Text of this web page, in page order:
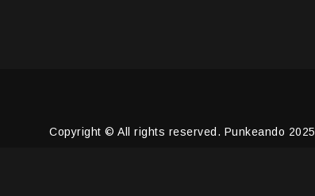
Copyright © All rights reserved. Punkeando 2025